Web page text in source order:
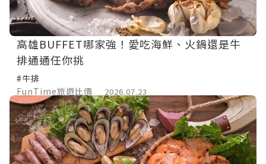
高雄BUFFET哪家強！愛吃海鮮、火鍋還是牛
排通通任你挑
#牛排
FunTime旅遊比價
2026.07.23